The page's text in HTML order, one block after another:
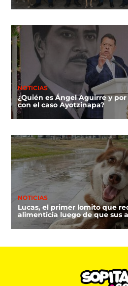
NOTICIAS
¿Quién es Ángel Aguirre y
con el caso Ayotzinapa?
NOTICIAS
Lucas, el primer lomito que
alimenticia luego de que sus